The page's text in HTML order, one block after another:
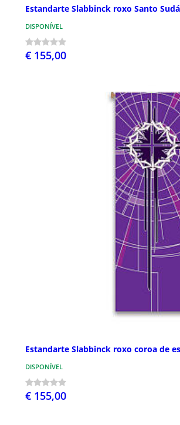
Estandarte Slabbinck roxo Santo
DISPONÍVEL
€ 155,00
Estandarte Slabbinck roxo coroa de
DISPONÍVEL
€ 155,00